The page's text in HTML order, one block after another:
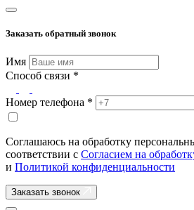
Заказать обратный звонок
Имя
Способ связи *
Номер телефона *
Соглашаюсь на обработку
соответствии с Согласием на
и Политикой конфиденциальности
Заказать звонок